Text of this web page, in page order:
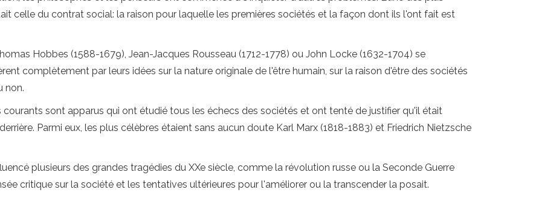
celle du contrat social: la raison pour laquelle les premières sociétés et la façon dont ils l'ont fait est
Hobbes (1588-1679), Jean-Jacques Rousseau (1712-1778) ou John Locke (1632-1704) se
complètement par leurs idées sur la nature originale de l'être humain, sur la raison d'être des sociétés
non.
courants sont apparus qui ont étudié tous les échecs des sociétés et ont tenté de justifier qu'il était
Parmi eux, les plus célèbres étaient sans aucun doute Karl Marx (1818-1883) et Friedrich Nietzsche
plusieurs des grandes tragédies du XXe siècle, comme la révolution russe ou la Seconde Guerre
critique sur la société et les tentatives ultérieures pour l'améliorer ou la transcender la posait.